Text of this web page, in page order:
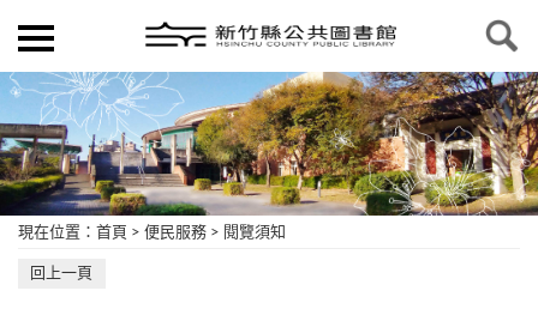
現在位置 ： 首頁 > 便民服務 > 閱覽須知
回上一頁